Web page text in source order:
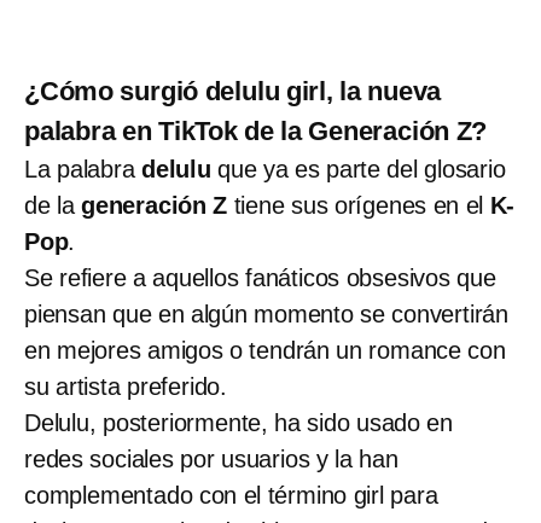
¿Cómo surgió delulu girl, la nueva
palabra en TikTok de la Generación Z?
La palabra deluluque ya es parte del glosario
de la generación Z tiene sus orígenes en el K-
Pop.
Se refiere a aquellos fanáticos obsesivos que
piensan que en algún momento se convertirán
en mejores amigos o tendrán un romance con
su artista preferido.
Delulu, posteriormente, ha sido usado en
redes sociales por usuarios y la han
complementado con el término girl para